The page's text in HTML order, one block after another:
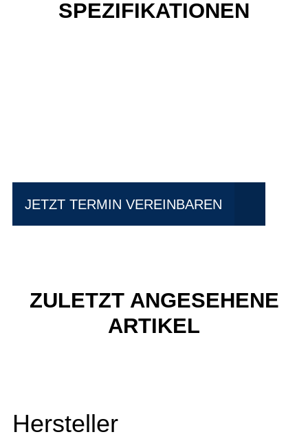
SPEZIFIKATIONEN
JETZT TERMIN VEREINBAREN
ZULETZT ANGESEHENE
ARTIKEL
Hersteller